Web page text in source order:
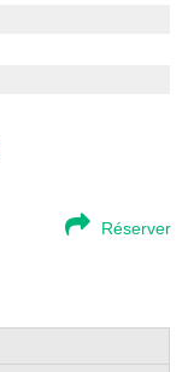
Réserver